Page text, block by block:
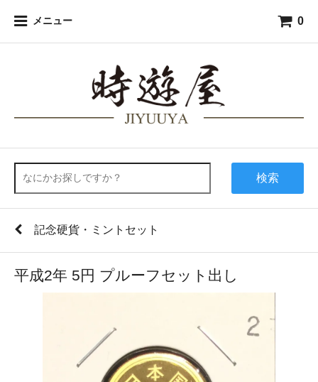
メニュー 0
検索
記念硬貨・ミントセット
平成2年 5円 プルーフセット出し